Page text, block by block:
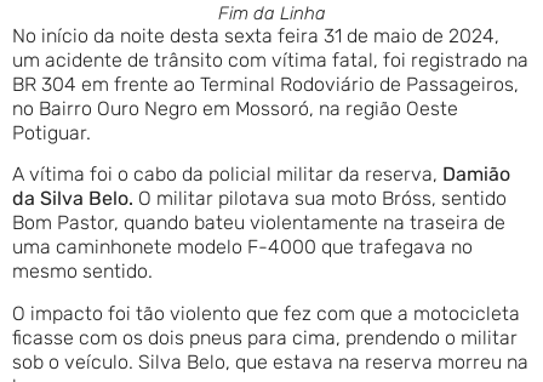
Fim da Linha
No início da noite desta sexta feira 31 de maio de 2024,
um acidente de trânsito com vítima fatal, foi registrado na
BR 304 em frente ao Terminal Rodoviário de Passageiros,
no Bairro Ouro Negro em Mossoró, na região Oeste
Potiguar.
A vítima foi o cabo da policial militar da reserva, Damião
da Silva Belo. O militar pilotava sua moto Bróss, sentido
Bom Pastor, quando bateu violentamente na traseira de
uma caminhonete modelo F-4000 que trafegava no
mesmo sentido.
O impacto foi tão violento que fez com que a motocicleta
ficasse com os dois pneus para cima, prendendo o militar
sob o veículo. Silva Belo, que estava na reserva morreu na